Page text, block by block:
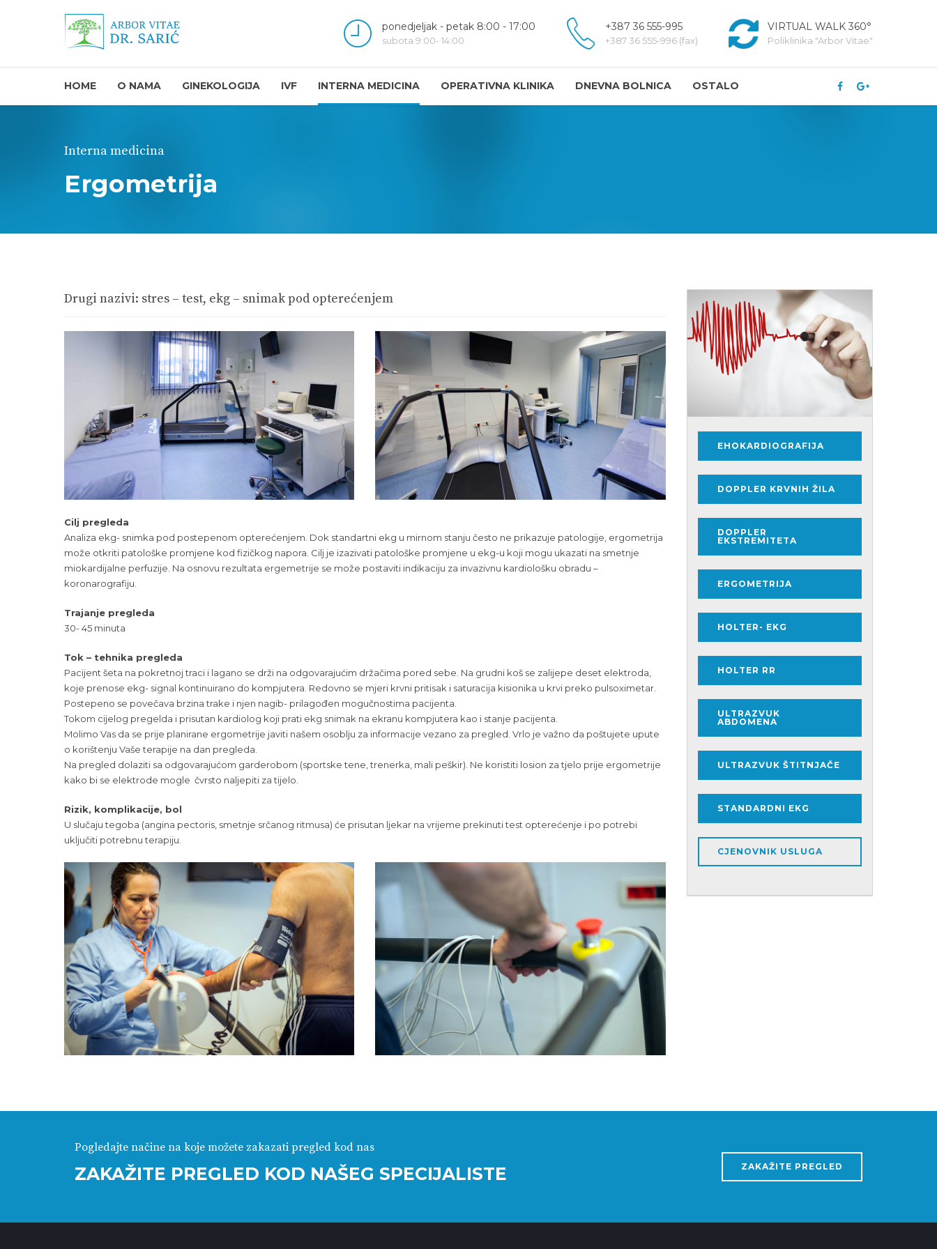
ponedjeljak - petak 8:00 - 17:00
subota 9:00- 14:00
+387 36 555-995
+387 36 555-996 (fax)
VIRTUAL WALK 360°
Poliklinika "Arbor Vitae"
HOME O NAMA GINEKOLOGIJA IVF INTERNA MEDICINA OPERATIVNA KLINIKA DNEVNA BOLNICA OSTALO
Interna medicina
Ergometrija
Drugi nazivi: stres – test, ekg – snimak pod opterećenjem
Cilj pregleda
Analiza ekg- snimka pod postepenom opterećenjem. Dok standartni ekg u mirnom stanju često ne prikazuje patologije, ergometrija
može otkriti patološke promjene kod fizičkog napora. Cilj je izazivati patološke promjene u ekg-u koji mogu ukazati na smetnje
miokardijalne perfuzije. Na osnovu rezultata ergemetrije se može postaviti indikaciju za invazivnu kardiološku obradu –
koronarografiju.
Trajanje pregleda
30- 45 minuta
Tok – tehnika pregleda
Pacijent šeta na pokretnoj traci i lagano se drži na odgovarajućim držačima pored sebe. Na grudni koš se zalijepe deset elektroda,
koje prenose ekg- signal kontinuirano do kompjutera. Redovno se mjeri krvni pritisak i saturacija kisionika u krvi preko pulsoximetar.
Postepeno se povečava brzina trake i njen nagib- prilagođen mogučnostima pacijenta.
Tokom cijelog pregelda i prisutan kardiolog koji prati ekg snimak na ekranu kompjutera kao i stanje pacijenta.
Molimo Vas da se prije planirane ergometrije javiti našem osoblju za informacije vezano za pregled. Vrlo je važno da poštujete upute
o korištenju Vaše terapije na dan pregleda.
Na pregled dolaziti sa odgovarajućom garderobom (sportske tene, trenerka, mali peškir). Ne koristiti losion za tjelo prije ergometrije
kako bi se elektrode mogle čvrsto naljepiti za tijelo.
Rizik, komplikacije, bol
U slučaju tegoba (angina pectoris, smetnje srčanog ritmusa) će prisutan ljekar na vrijeme prekinuti test opterećenje i po potrebi
uključiti potrebnu terapiju.
EHOKARDIOGRAFIJA
DOPPLER KRVNIH ŽILA
DOPPLER
EKSTREMITETA
ERGOMETRIJA
HOLTER- EKG
HOLTER RR
ULTRAZVUK
ABDOMENA
ULTRAZVUK ŠTITNJAČE
STANDARDNI EKG
CJENOVNIK USLUGA
Pogledajte načine na koje možete zakazati pregled kod nas
ZAKAŽITE PREGLED KOD NAŠEG SPECIJALISTE ZAKAŽITE PREGLED